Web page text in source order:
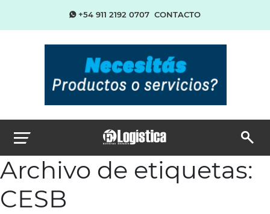
+54 911 2192 0707 CONTACTO
Archivo de etiquetas:
CESB